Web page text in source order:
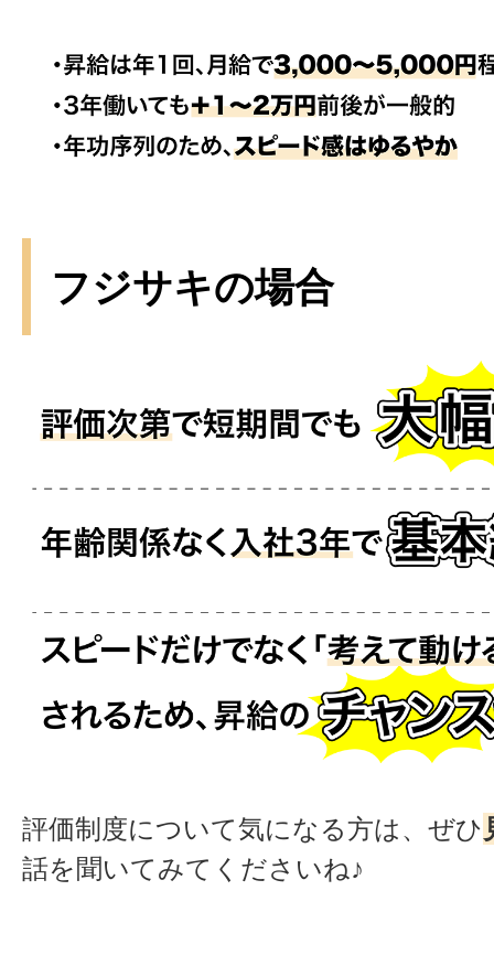
フジサキの場合
評価制度について気になる方は、ぜひ
話を聞いてみてくださいね♪